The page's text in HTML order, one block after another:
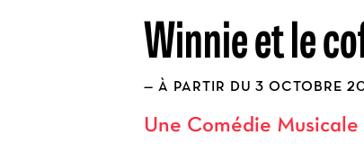
Winnie et le
À PARTIR DU 3 OCTOBRE
Une Comédie